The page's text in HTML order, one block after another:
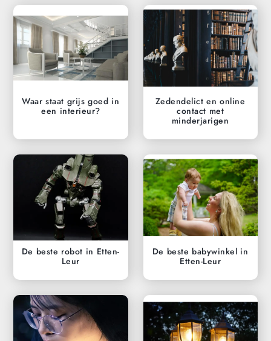
Waar staat grijs goed in
een interieur?
Zedendelict en online
contact met
minderjarigen
De beste robot in Etten-
Leur
De beste babywinkel in
Etten-Leur